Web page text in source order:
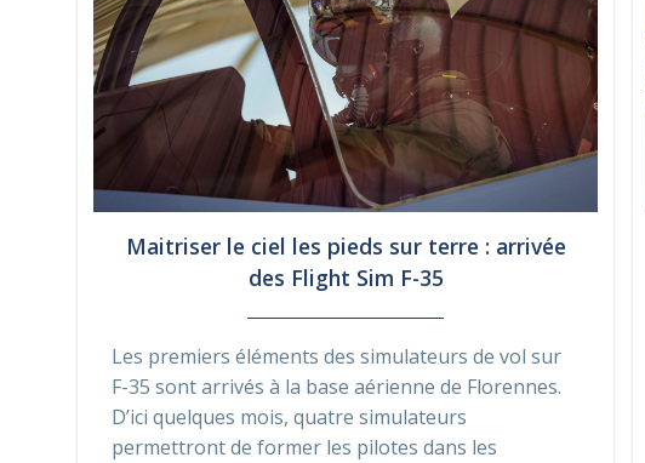
Maitriser le ciel les pieds sur terre : arrivée
des Flight Sim F-35
Les premiers éléments des simulateurs de vol sur
F-35 sont arrivés à la base aérienne de Florennes.
D’ici quelques mois, quatre simulateurs
permettront de former les pilotes dans les